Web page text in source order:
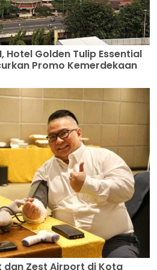
Hotel Golden Tulip Essential
Promo Kemerdekaan
dan Zest Airport di Kota